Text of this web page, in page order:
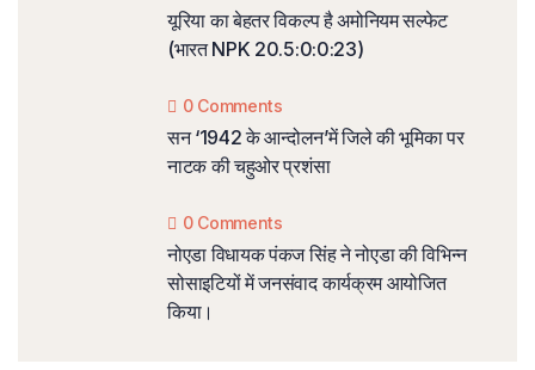
यूरिया का बेहतर विकल्प है अमोनियम सल्फेट
(भारत NPK 20.5:0:0:23)
0 Comments
सन ‘1942 के आन्दोलन’में जिले की भूमिका पर
नाटक की चहुओर प्रशंसा
0 Comments
नोएडा विधायक पंकज सिंह ने नोएडा की विभिन्न
सोसाइटियों में जनसंवाद कार्यक्रम आयोजित
किया।